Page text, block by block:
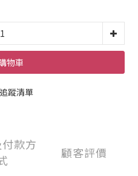
物車
蹤清單
款方
顧客評價